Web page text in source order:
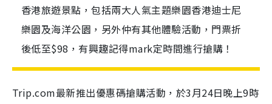
香港旅遊景點，包括兩大人氣主題樂園香港迪士尼
樂園及海洋公園，另外仲有其他體驗活動，門票折
後低至$98，有興趣記得mark定時間進行搶購！
Trip.com最新推出優惠碼搶購活動，於3月24日晚上9時